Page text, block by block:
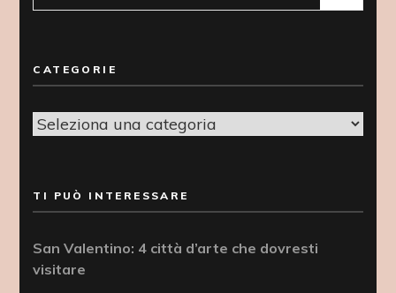
per:
CATEGORIE
Categorie
TI PUÒ INTERESSARE
San Valentino: 4 città d’arte che dovresti
visitare